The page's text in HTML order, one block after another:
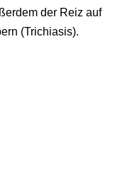
der Reiz auf
(Trichiasis).